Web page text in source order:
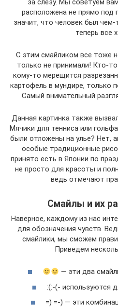
расположена не прямо под
значит, что человек был чем-
теперь все
С этим смайликом все тоже
только не принимали! Кто-
кому-то мерещится
картофель в мундире, только
Самый внимательный
Данная картинка также
Мячики для тенниса или
были отложены на улье? Нет,
особые традиционные
принято есть в Японии по
не просто для красоты и
ведь отмечают
Смайлы и их
Наверное, каждому из нас
для обозначения чувств.
смайлики, мы сможем
Приведем
— эти два
:(:-(- используются
=) =-) — эти